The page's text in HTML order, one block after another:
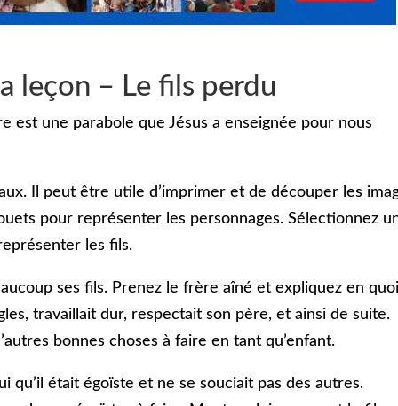
leçon – Le fils perdu
est une parabole que Jésus a enseignée pour nous
Il peut être utile d’imprimer et de découper les
pour représenter les personnages. Sélectionnez
les fils.
ses fils. Prenez le frère aîné et expliquez en
travaillait dur, respectait son père, et ainsi de suite.
bonnes choses à faire en tant qu’enfant.
qu’il était égoïste et ne se souciait pas des autres.